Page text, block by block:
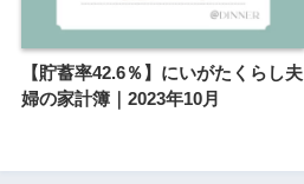
【貯蓄率42.6％】にいがたくらし夫
婦の家計簿｜2023年10月